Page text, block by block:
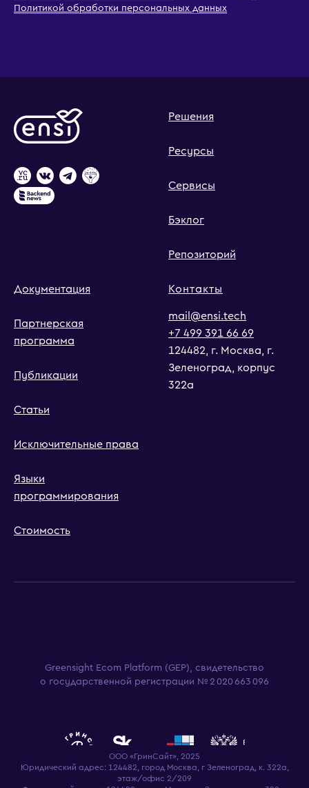
Политикой обработки персональных данных
Решения
Ресурсы
Сервисы
Бэклог
Репозиторий
Документация
Партнерская
программа
Публикации
Статьи
Исключительные права
Языки
программирования
Стоимость
Контакты
mail@ensi.tech
+7 499 391 66 69
124482, г. Москва, г.
Зеленоград, корпус
322а
Greensight Ecom Platform (GEP), свидетельство
о государственной регистрации № 2 020 663 096
ООО «ГринСайт», 2025
Юридический адрес: 124482, город Москва, г Зеленоград, к. 322а,
этаж/офис 2/209